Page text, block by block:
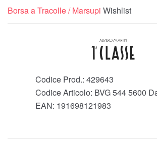
Borsa a Tracolle / Marsupi Wishlist
Codice Prod.: 429643
Codice Articolo: BVG 544 5600
EAN: 191698121983